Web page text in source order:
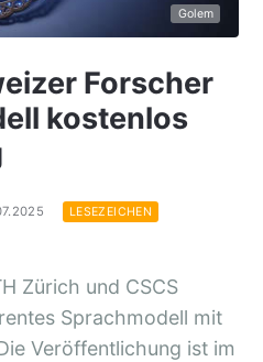
Golem
Forscher
kostenlos
LESEZEICHEN
Zürich und CSCS
Sprachmodell mit
Veröffentlichung ist im